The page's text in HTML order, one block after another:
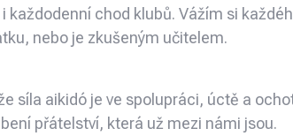
každodenní chod klubů. Vážím si
nebo je zkušeným učitelem.
síla aikidó je ve spolupráci, úctě a
přátelství, která už mezi námi jsou.